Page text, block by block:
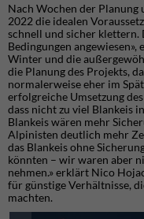
Nach Wochen der
2022 die idealen
schnell und sicher
Bedingungen
Winter und die
die Planung des Projekts,
normalerweise eher im
erfolgreiche Umsetzung
dass nicht zu viel Blankeis
Blankeis wären mehr
Alpinisten deutlich mehr
das Blankeis ohne
könnten – wir waren aber
nehmen.» erklärt Nico
für günstige Verhältnisse,
machten.